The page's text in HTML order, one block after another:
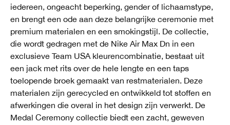
iedereen, ongeacht beperking, gender of lichaamstype,
en brengt een ode aan deze belangrijke ceremonie met
premium materialen en een smokingstijl. De collectie,
die wordt gedragen met de Nike Air Max Dn in een
exclusieve Team USA kleurencombinatie, bestaat uit
een jack met rits over de hele lengte en een taps
toelopende broek gemaakt van restmaterialen. Deze
materialen zijn gerecycled en ontwikkeld tot stoffen en
afwerkingen die overal in het design zijn verwerkt. De
Medal Ceremony collectie biedt een zacht, geweven